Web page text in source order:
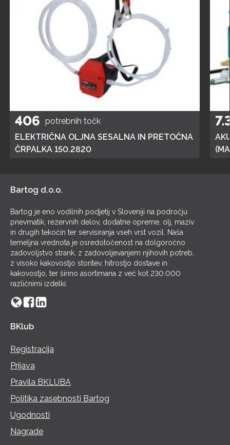
406 potrebnih točk
ELEKTRIČNA OLJNA SESALNA IN PRETOČNA
ČRPALKA 150.2820
Bartog d.o.o.
Bartog je eno vodilnih podjetij v Sloveniji na področju
pnevmatik, rezervnih delov, dodatne opreme, olj, maziv
in drugih tekočin ter servisiranja vseh vrst vozil. Naša
temeljna vrednota je osredotočenost na dolgoročno
zadovoljstvo strank, z zadovoljevanjem njihovih potreb,
z visoko kakovostjo storitev, hitrostjo dostave in
kakovostjo, ter širino asortimana z več kot 230.000
različnimi izdelki.
BKlub
Registracija
Prijava
Pravila BKLUBA
Politika zasebnosti Bartog
Ugodnosti
Nagrade